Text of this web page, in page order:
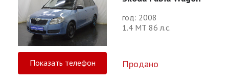
год: 2008
1.4 МТ 86 л.с.
Показать телефон Продано